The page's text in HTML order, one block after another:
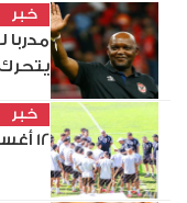
خبر
مدربا
يتحرك
خبر
12 أغسطس